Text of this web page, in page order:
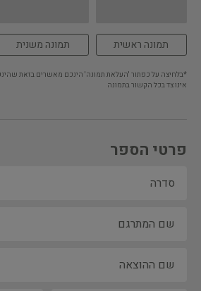
תמונה ראשית תמונה משנית
*בלחיצה על כפתור 'העלאת תמונה' הינכם מאשרים בזאת
אינו צד בכל הקשור בתמונה
פרטי הספר